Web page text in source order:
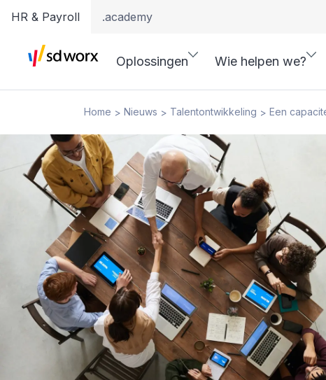
HR & Payroll .academy
Oplossingen Wie helpen we?
Home > Nieuws > Talentontwikkeling > Een